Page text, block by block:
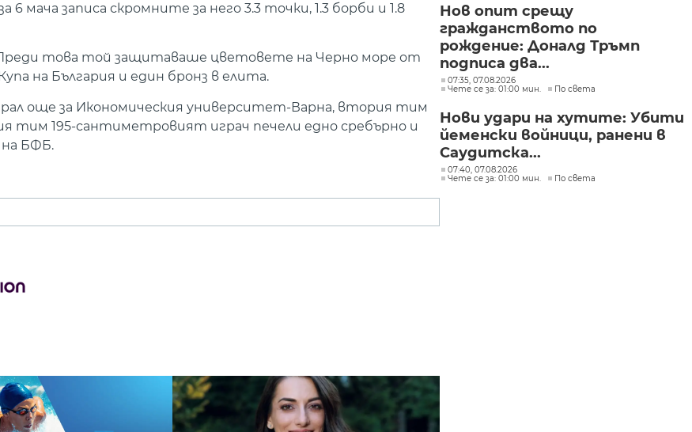
мача записа скромните за него 3.3 точки, 1.3 борби и 1.8
това той защитаваше цветовете на Черно море от
на България и един бронз в елита.
още за Икономическия университет-Варна, втория тим
тим 195-сантиметровият играч печели едно сребърно и
на БФБ.
Нов опит срещу
гражданството по
рождение: Доналд Тръмп
подписа два...
07:35, 07.08.2026
Чете се за: 01:00 мин.
По света
Нови удари на хутите: Убити
йеменски войници, ранени в
Саудитска...
07:40, 07.08.2026
Чете се за: 01:00 мин.
По света